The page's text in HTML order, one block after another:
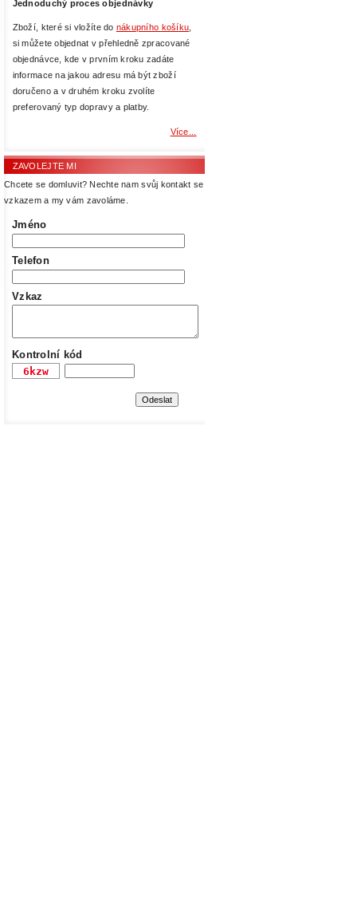
Jednoduchý proces objednávky
Zboží, které si vložíte do nákupního košíku,
si můžete objednat v přehledně zpracované
objednávce, kde v prvním kroku zadáte
informace na jakou adresu má být zboží
doručeno a v druhém kroku zvolíte
preferovaný typ dopravy a platby.
Více...
ZAVOLEJTE MI
Chcete se domluvit? Nechte nam svůj kontakt se
vzkazem a my vám zavoláme.
Jméno
Telefon
Vzkaz
Kontrolní kód